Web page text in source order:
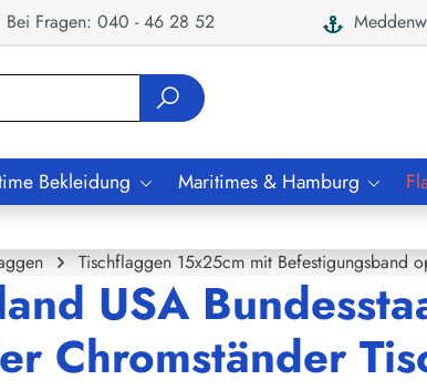
Fragen: 040 - 46 28 52
Bekleidung Maritimes & Hamburg
Tischflaggen 15x25cm mit Befestigungsband
USA
Chromständer